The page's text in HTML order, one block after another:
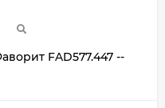
FAD577.447 --